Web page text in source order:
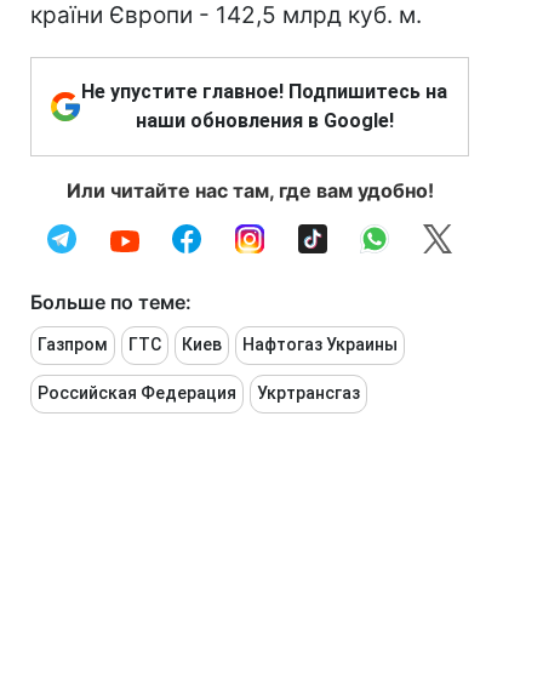
країни Європи - 142,5 млрд куб. м.
Не упустите главное! Подпишитесь на
наши обновления в Google!
Или читайте нас там, где вам удобно!
Больше по теме:
Газпром ГТС Киев Нафтогаз Украины
Российская Федерация Укртрансгаз